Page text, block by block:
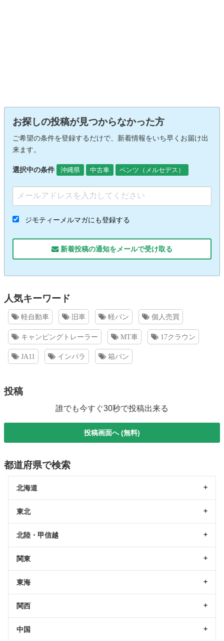
お探しの投稿が見つからなかった方
ご希望の条件を登録するだけで、新着情報をいち早くお届け出
来ます。
選択中の条件 沖縄県 中古車 ベンツ（メルセデス）
ジモティーメルマガにも登録する
新着投稿の通知をメールで受け取る
人気キーワード
軽自動車 旧車 軽バン 個人売買
キャンピングトレーラー MT車 17クラウン
JA11 インパラ 箱バン
投稿
誰でも今すぐ30秒で投稿出来る
投稿画面へ (無料)
都道府県で検索
北海道
東北
北陸・甲信越
関東
東海
関西
中国